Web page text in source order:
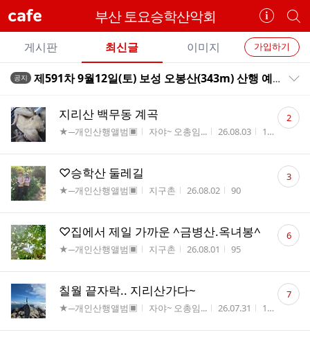
cafe 부산 토요승학산악회
카
페
정
보
보
기
개
별
카
페
검
카
페
메
뉴
가입하기
게시판 최신글 이미지
전
글
트
공지 제591차 9월12일(토) 보성 오봉산(343m) 산행 예약
지리산 백무동 계곡
게시판명
★─개인산행앨범▣ 작성자
자야~ 오총임... 작성시간
26.08.03 조회수
155
댓
글
수
2
♡승학산 둘레길
게시판명
★─개인산행앨범▣ 작성자
지구촌 작성시간
26.08.02 조회수
90
댓
글 3
♡집에서 제일 가까운 ^금병산.옥녀봉^
게시판명
★─개인산행앨범▣ 작성자
지구촌 작성시간
26.08.01 조회수
95
댓
글 6
칠월 끝자락.. 지리산가다~
게시판명
★─개인산행앨범▣ 작성자
자야~ 오총임... 작성시간
26.07.31 조회수
127
댓
글
수
7